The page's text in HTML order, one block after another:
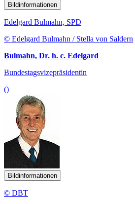
Bildinformationen
Edelgard Bulmahn, SPD
© Edelgard Bulmahn / Stella von Saldern
Bulmahn, Dr. h. c. Edelgard
Bundestagsvizepräsidentin
()
Bildinformationen
© DBT